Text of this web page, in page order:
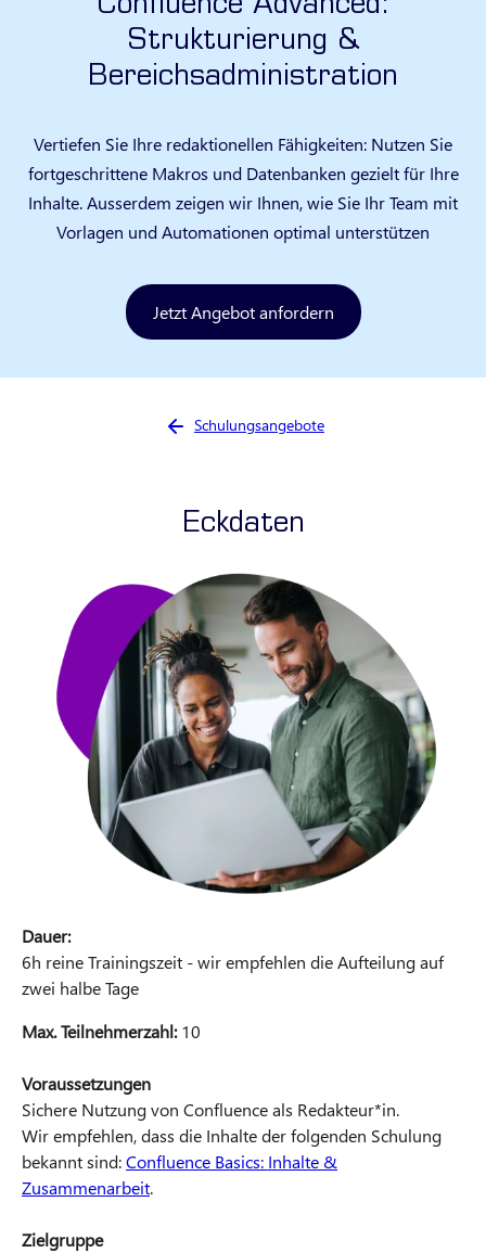
Confluence Advanced:
Strukturierung &
Bereichsadministration
Vertiefen Sie Ihre redaktionellen Fähigkeiten: Nutzen Sie
fortgeschrittene Makros und Datenbanken gezielt für Ihre
Inhalte. Ausserdem zeigen wir Ihnen, wie Sie Ihr Team mit
Vorlagen und Automationen optimal unterstützen
Jetzt Angebot anfordern
Sie sind hier:
Schulungsangebote
Eckdaten
Dauer:
6h reine Trainingszeit - wir empfehlen die Aufteilung auf
zwei halbe Tage
Max. Teilnehmerzahl:10
Voraussetzungen
Sichere Nutzung von Confluence als Redakteur*in.
Wir empfehlen, dass die Inhalte der folgenden Schulung
bekannt sind:Confluence Basics: Inhalte &
Zusammenarbeit.
Zielgruppe